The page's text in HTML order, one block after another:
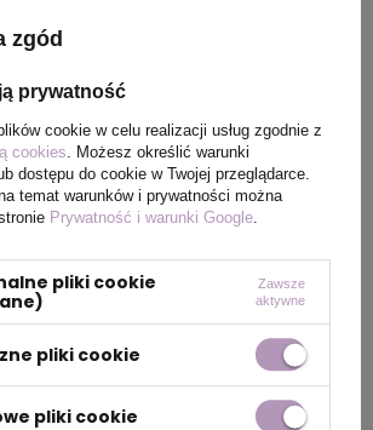
8
100
zgód
prywatność
cookie w celu realizacji usług zgodnie z
cookies . Możesz określić warunki
dostępu do cookie w Twojej przeglądarce.
temat warunków i prywatności można
Prywatność i warunki Google
pliki cookie
Zawsze
aktywne
pliki cookie
pliki cookie